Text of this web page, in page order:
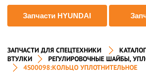
Запчасти HYUNDAI
ЗАПЧАСТИ ДЛЯ СПЕЦТЕХНИКИ КАТАЛОГ
ВТУЛКИ
РЕГУЛИРОВОЧНЫЕ ШАЙБЫ,
4S00098:КОЛЬЦО УПЛОТНИТЕЛЬНОЕ